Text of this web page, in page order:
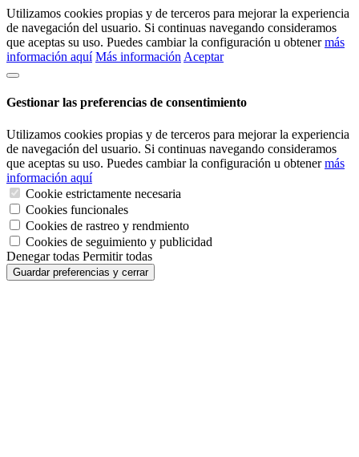
Utilizamos cookies propias y de terceros para mejorar la experiencia
de navegación del usuario. Si continuas navegando consideramos
que aceptas su uso. Puedes cambiar la configuración u obtenermás
información aquí Más información Aceptar
Gestionar las preferencias de consentimiento
Utilizamos cookies propias y de terceros para mejorar la experiencia
de navegación del usuario. Si continuas navegando consideramos
que aceptas su uso. Puedes cambiar la configuración u obtenermás
información aquí
Cookie estrictamente necesaria
Cookies funcionales
Cookies de rastreo y rendmiento
Cookies de seguimiento y publicidad
Denegar todas Permitir todas
Guardar preferencias y cerrar